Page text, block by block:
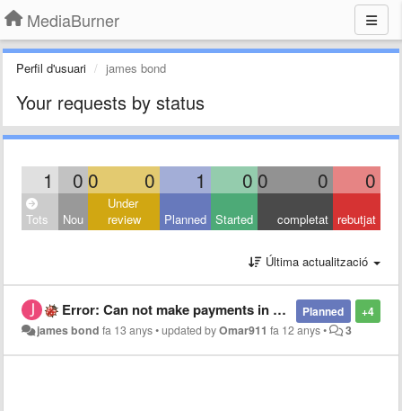
MediaBurner
Perfil d'usuari james bond
Your requests by status
1 0 0 0 1 0 0 0 0
Tots Nou
Under
review
Planned Started completat rebutjat
Última actualització
+4
Planned
Error: Can not make payments in your area
james bond fa 13 anys•updated byOmar911 fa 12 anys• 3